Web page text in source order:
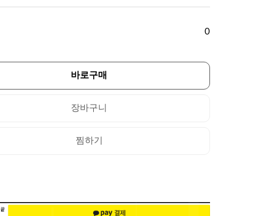
0
바로구매
장바구니
찜하기